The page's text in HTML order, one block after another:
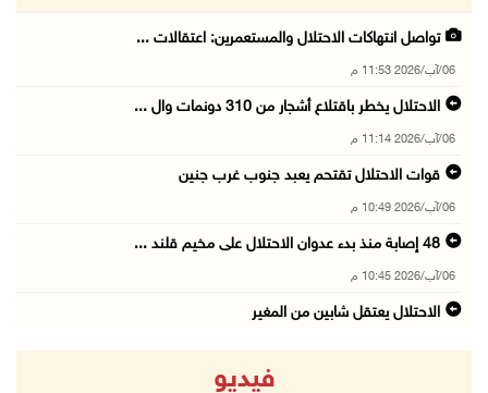
تواصل انتهاكات الاحتلال والمستعمرين: اعتقالات ...
06/آب/2026 11:53 م
الاحتلال يخطر باقتلاع أشجار من 310 دونمات وال ...
06/آب/2026 11:14 م
قوات الاحتلال تقتحم يعبد جنوب غرب جنين
06/آب/2026 10:49 م
48 إصابة منذ بدء عدوان الاحتلال على مخيم قلند ...
06/آب/2026 10:45 م
الاحتلال يعتقل شابين من المغير
وزير الداخلية يبحث مع مكافحة المخدرات الدولي ...
فيديو